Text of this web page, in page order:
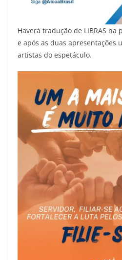
Haverá tradução de LIBRAS na
e após as duas apresentações
artistas do espetáculo.